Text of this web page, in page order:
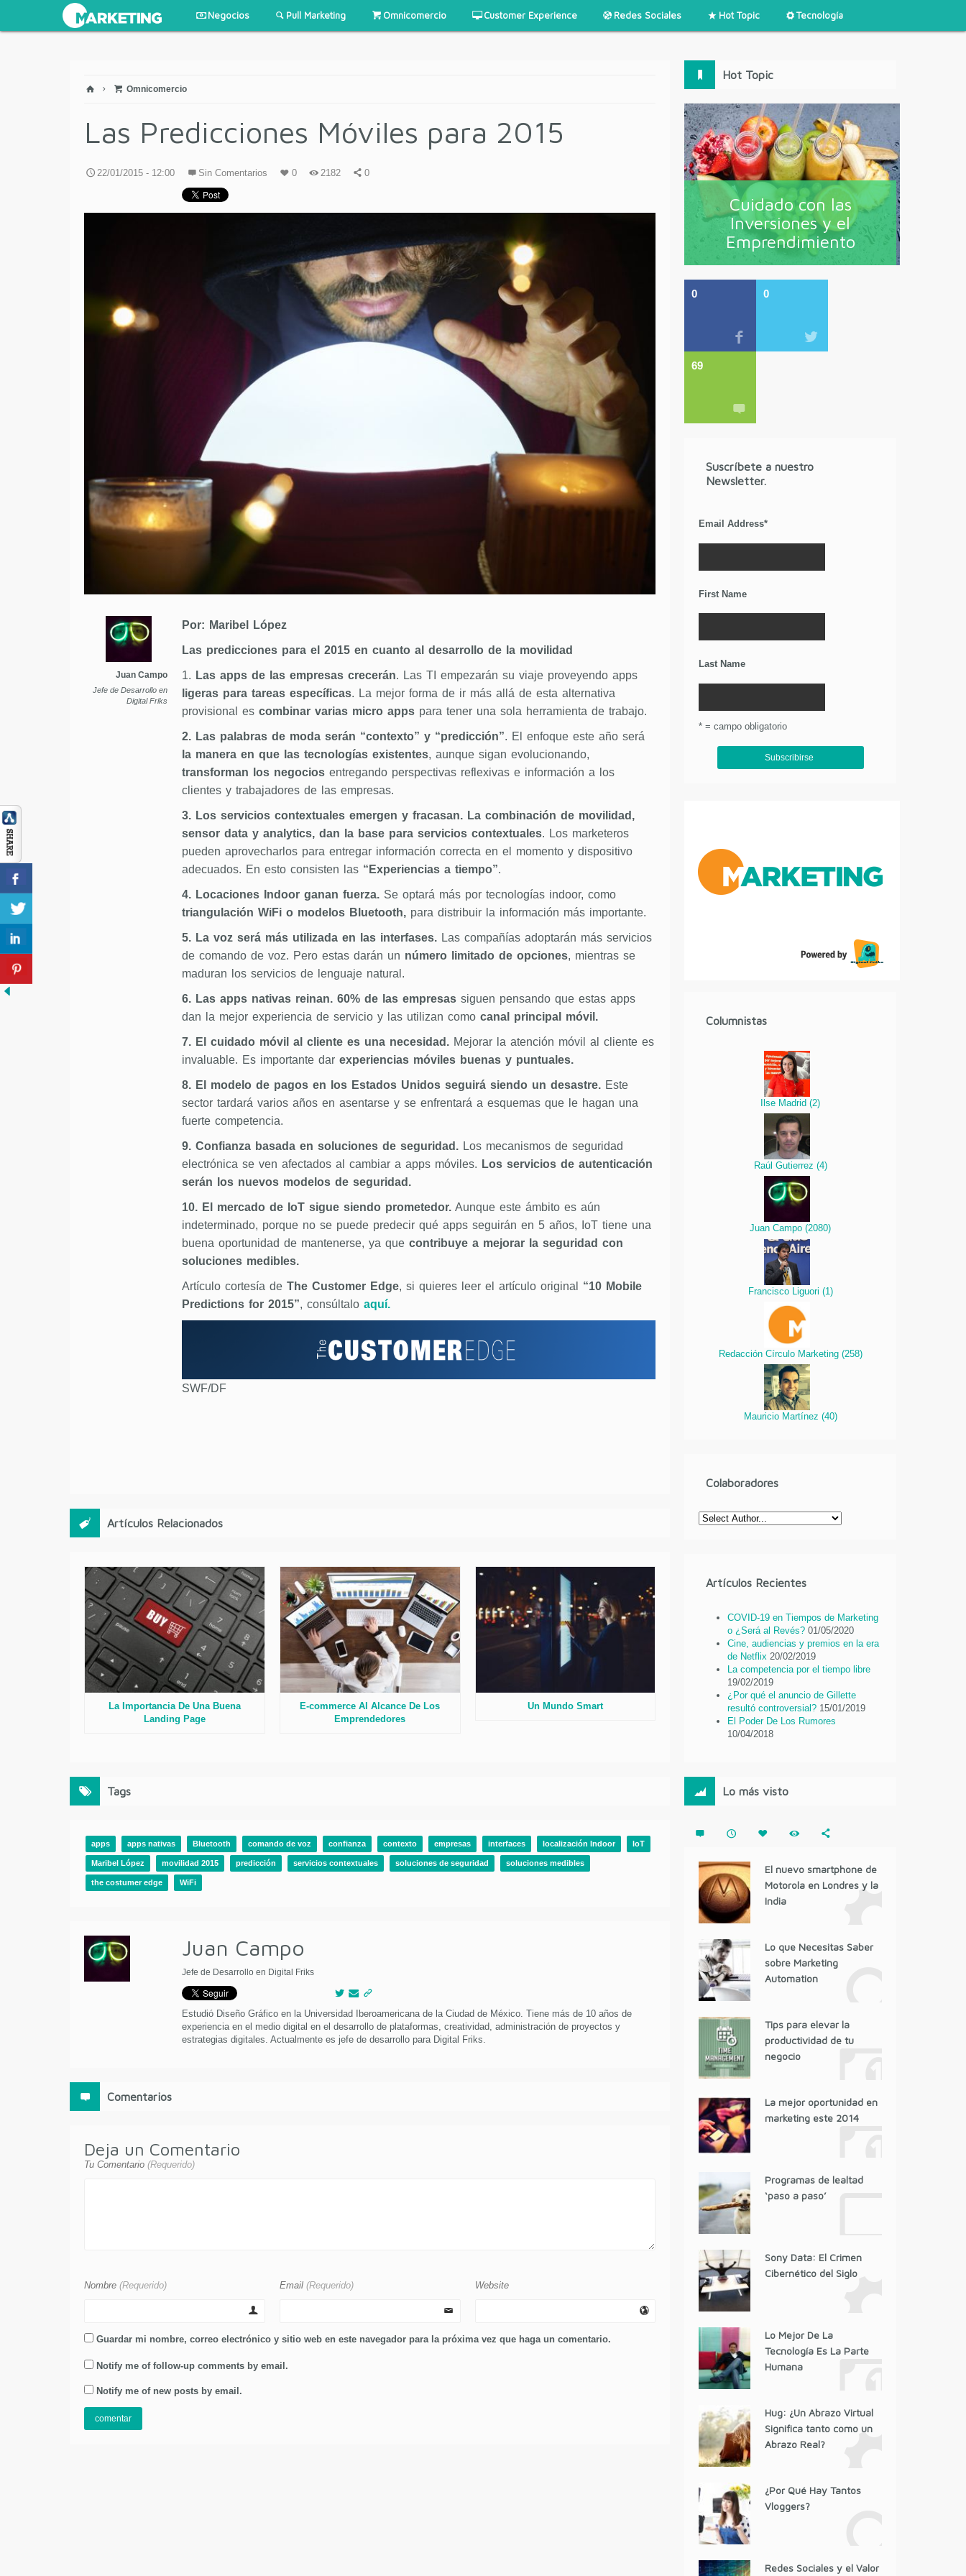
Negocios Pull Marketing Omnicomercio Customer Experience Redes Sociales Hot Topic Tecnología
Omnicomercio
Las Predicciones Móviles para 2015
22/01/2015 - 12:00 Sin Comentarios 0 2182 0
Juan Campo
Jefe de Desarrollo en
Digital Friks
Por: Maribel López
Las predicciones para el 2015 en cuanto al desarrollo de la movilidad
1. Las apps de las empresas crecerán. Las TI empezarán su viaje proveyendo apps
ligeras para tareas específicas. La mejor forma de ir más allá de esta alternativa
provisional es combinar varias micro appspara tener una sola herramienta de trabajo.
2. Las palabras de moda serán “contexto” y “predicción”. El enfoque este año será
la manera en que las tecnologías existentes, aunque sigan evolucionando,
transforman los negociosentregando perspectivas reflexivas e información a los
clientes y trabajadores de las empresas.
3. Los servicios contextuales emergen y fracasan. La combinación de movilidad,
sensor data y analytics, dan la base para servicios contextuales. Los marketeros
pueden aprovecharlos para entregar información correcta en el momento y dispositivo
adecuados. En esto consisten las “Experiencias a tiempo”.
4. Locaciones Indoor ganan fuerza.Se optará más por tecnologías indoor, como
triangulación WiFi o modelos Bluetooth,para distribuir la información más importante.
5. La voz será más utilizada en las interfases.Las compañías adoptarán más servicios
de comando de voz. Pero estas darán un número limitado de opciones, mientras se
maduran los servicios de lenguaje natural.
6. Las apps nativas reinan. 60% de las empresassiguen pensando que estas apps
dan la mejor experiencia de servicio y las utilizan como canal principal móvil.
7. El cuidado móvil al cliente es una necesidad.Mejorar la atención móvil al cliente es
invaluable. Es importante dar experiencias móviles buenas y puntuales.
8. El modelo de pagos en los Estados Unidos seguirá siendo un desastre.Este
sector tardará varios años en asentarse y se enfrentará a esquemas que le hagan una
fuerte competencia.
9. Confianza basada en soluciones de seguridad.Los mecanismos de seguridad
electrónica se ven afectados al cambiar a apps móviles. Los servicios de autenticación
serán los nuevos modelos de seguridad.
10. El mercado de IoT sigue siendo prometedor.Aunque este ámbito es aún
indeterminado, porque no se puede predecir qué apps seguirán en 5 años, IoT tiene una
buena oportunidad de mantenerse, ya que contribuye a mejorar la seguridad con
soluciones medibles.
Artículo cortesía deThe Customer Edge, si quieres leer el artículo original
“10 Mobile
Predictions for 2015”, consúltalo aquí.
SWF/DF
Artículos Relacionados
La Importancia De Una Buena
Landing Page
E-commerce Al Alcance De Los
Emprendedores
Un Mundo Smart
Tags
apps apps nativas Bluetooth comando de voz confianza contexto empresas interfaces localización Indoor loT
Maribel López movilidad 2015 predicción servicios contextuales soluciones de seguridad soluciones medibles
the costumer edge WiFi
Juan Campo
Jefe de Desarrollo en Digital Friks
Estudió Diseño Gráfico en la Universidad Iberoamericana de la Ciudad de México. Tiene más de 10 años de
experiencia en el medio digital en el desarrollo de plataformas, creatividad, administración de proyectos y
estrategias digitales. Actualmente es jefe de desarrollo para Digital Friks.
Comentarios
Deja un Comentario
Tu Comentario (Requerido)
Nombre (Requerido) Email (Requerido) Website
Guardar mi nombre, correo electrónico y sitio web en este navegador para la próxima vez que haga un comentario.
Notify me of follow-up comments by email.
Notify me of new posts by email.
Hot Topic
Cuidado con las
Inversiones y el
Emprendimiento
0 0
69
Suscríbete a nuestro
Newsletter.
Email Address*
First Name
Last Name
* = campo obligatorio
Columnistas
Ilse Madrid(2)
Raúl Gutierrez (4)
Juan Campo(2080)
Francisco Liguori (1)
Redacción Círculo Marketing (258)
Mauricio Martínez (40)
Colaboradores
Artículos Recientes
COVID-19 en Tiempos de Marketing
o ¿Será al Revés? 01/05/2020
Cine, audiencias y premios en la era
de Netflix 20/02/2019
La competencia por el tiempo libre
19/02/2019
¿Por qué el anuncio de Gillette
resultó controversial? 15/01/2019
El Poder De Los Rumores
10/04/2018
Lo más visto
El nuevo smartphone de
Motorola en Londres y la
India
Lo que Necesitas Saber
sobre Marketing
Automation
Tips para elevar la
productividad de tu
negocio
La mejor oportunidad en
marketing este 2014
Programas de lealtad
‘paso a paso’
Sony Data: El Crimen
Cibernético del Siglo
Lo Mejor De La
Tecnología Es La Parte
Humana
Hug: ¿Un Abrazo Virtual
Significa tanto como un
Abrazo Real?
¿Por Qué Hay Tantos
Vloggers?
Redes Sociales y el Valor